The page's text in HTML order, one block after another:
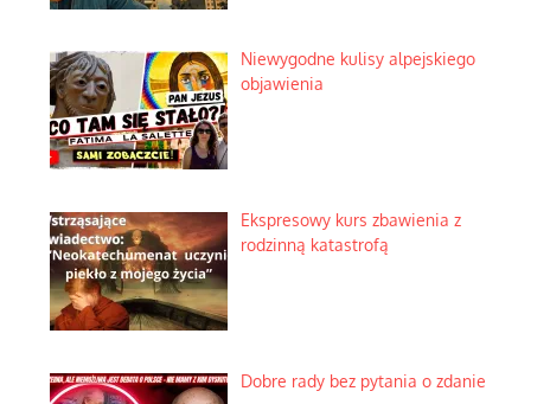
Niewygodne kulisy alpejskiego
objawienia
Ekspresowy kurs zbawienia z
rodzinną katastrofą
Dobre rady bez pytania o zdanie